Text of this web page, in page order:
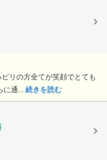
リの方全てが笑顔でとても
に通... 続きを読む